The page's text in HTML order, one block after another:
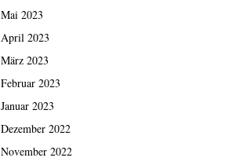
Mai 2023
April 2023
März 2023
Februar 2023
Januar 2023
Dezember 2022
November 2022